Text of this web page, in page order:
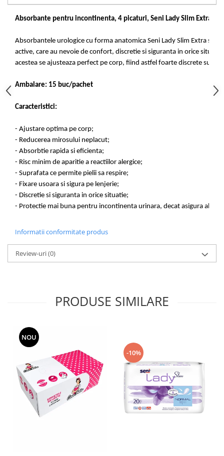
Odorizante Speciale
PACHETE PROMO
Produse de curatare industriala
Solutii de indepartarea cimentului
Articole de bucatarie si catering
Folii si ambalaje
Tacamuri de unica folosinta
Vesela de unica folosinta
Dispensere folie
HARTIE
Hartie igienica
Prosoape pliate
Role medicale
Role prosop
Manusi
Manusi medicale
Pamatuf praf
Pompa apa masina de carotat
Sistem unica folosinta
Uscatoare maini
Absorbante pentru incontinenta, 4 picaturi, Seni Lady Slim Extra,
Absorbantele urologice cu forma anatomica Seni Lady Slim Extra
active, care au nevoie de confort, discretie si siguranta in orice
acestea se ajusteaza perfect pe corp, fiind astfel foarte discrete sub
Ambalare: 15 buc/pachet
Caracteristici:
- Ajustare optima pe corp;
- Reducerea mirosului neplacut;
- Absorbtie rapida si eficienta;
- Risc minim de aparitie a reactiilor alergice;
- Suprafata ce permite pielii sa respire;
- Fixare usoara si sigura pe lenjerie;
- Discretie si siguranta in orice situatie;
- Protectie mai buna pentru incontinenta urinara, decat asigura
Informatii conformitate produs
Review-uri(0)
PRODUSE SIMILARE
NOU
-10%